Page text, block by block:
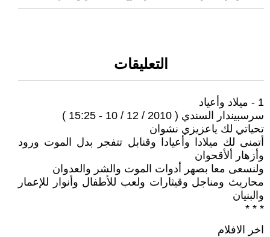
التعليقات
1 - ميلاد وأعياد
سرسبيندار السندي ( 2010 / 12 / 10 - 15:25 )
تحياتي لك ياعزيزي نشوان
أتمنى لك ميلادا وأعيادا وقنابل تتفجر بدل الموت ورود
وأزهار ألأقحوان
ولنسعى معا بصهر أدوات الموت والشر والعدوان
محاريث ومناجل وقيثارات ولعب للأطفال وأنوار للإعمار
والبنيان
* * *
اخر الافلام